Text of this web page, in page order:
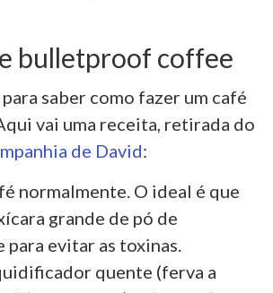
bulletproof coffee
saber como fazer um café
vai uma receita, retirada do
de David:
normalmente. O ideal é que
grande de pó de
para evitar as toxinas.
quente (ferva a